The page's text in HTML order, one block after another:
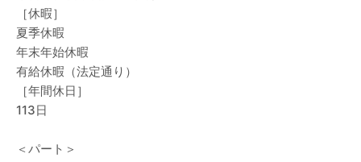
［休暇］
夏季休暇
年末年始休暇
有給休暇（法定通り）
［年間休日］
113日
＜パート＞